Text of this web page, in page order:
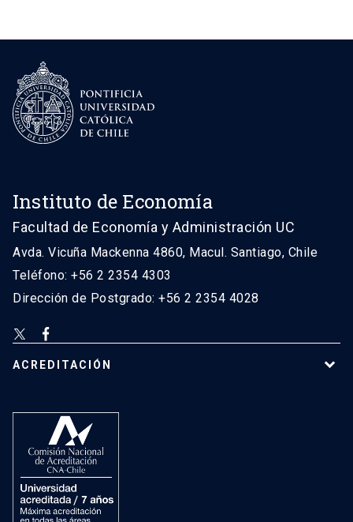
Instituto de Economía
Facultad de Economía y Administración UC
Avda. Vicuña Mackenna 4860, Macul. Santiago, Chile
Teléfono: +56 2 2354 4303
Dirección de Postgrado: +56 2 2354 4028
ACREDITACIÓN